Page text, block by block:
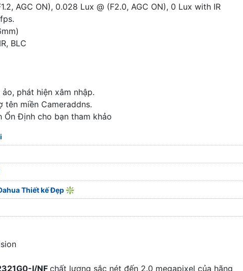
AGC ON), 0.028 Lux @ (F2.0, AGC ON), 0 Lux with IR
BLC
phát hiện xâm nhập.
miền Cameraddns.
Ổn Định cho bạn tham khảo
Thiết kế Đẹp ❇
I/NF chất lượng sắc nét đến 2.0 megapixel của hãng